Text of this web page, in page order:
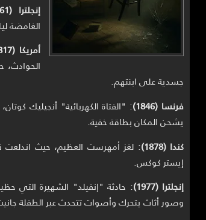
إنجلترا (1661)
الغامضة
أمريكا (1817)
جسدية على ابنتهم.
فرنسا (1846)
: "الفتاة الكهربائية" أنجيليك
يشحن المكان بطاقة خفية.
كندا (1878)
: لغز أمهرست العظيم، حيث
إيستر كوكس.
إنجلترا (1977)
: حادثة "إنفيلد" الشهيرة التي
وصور أثاث يتحرك وأصوات تتحدث عبر الطفلة